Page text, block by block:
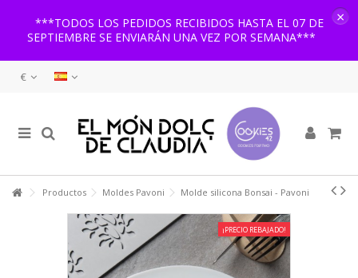
***TODOS LOS PEDIDOS RECIBIDOS HASTA EL 07 DE
SEPTIEMBRE SE ENVIARÁN UNA VEZ POR SEMANA***
×
€
Productos Moldes Pavoni Molde silicona Bonsai - Pavoni
¡PRECIO REBAJADO!